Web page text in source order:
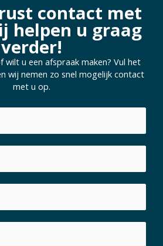
contact met
helpen u graag
verder!
wilt u een afspraak maken? Vul het
wij nemen zo snel mogelijk contact
met u op.